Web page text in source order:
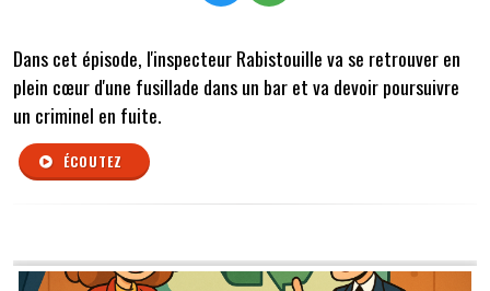
Dans cet épisode, l'inspecteur Rabistouille va se retrouver en
plein cœur d'une fusillade dans un bar et va devoir poursuivre
un criminel en fuite.
ÉCOUTEZ